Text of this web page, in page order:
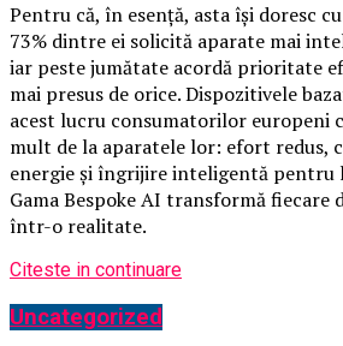
Pentru că, în esență, asta își doresc
73% dintre ei solicită aparate mai
iar peste jumătate acordă prioritate
mai presus de orice. Dispozitivele
acest lucru consumatorilor europeni
mult de la aparatele lor: efort redus,
energie și îngrijire inteligentă pentru
Gama Bespoke AI transformă fiecare
într-o realitate.
Citeste in continuare
Uncategorized